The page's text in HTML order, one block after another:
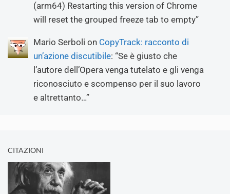
(arm64) Restarting this version of Chrome
will reset the grouped freeze tab to empty”
Mario Serboli on CopyTrack: racconto di
un’azione discutibile: “Se è giusto che
l’autore dell’Opera venga tutelato e gli venga
riconosciuto e scompenso per il suo lavoro
e altrettanto…”
CITAZIONI